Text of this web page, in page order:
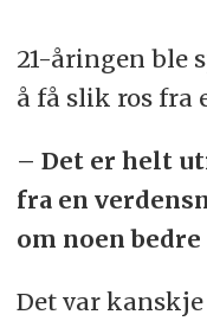
21-åringen ble
å få slik ros fra
– Det er helt
fra en
om noen
Det var